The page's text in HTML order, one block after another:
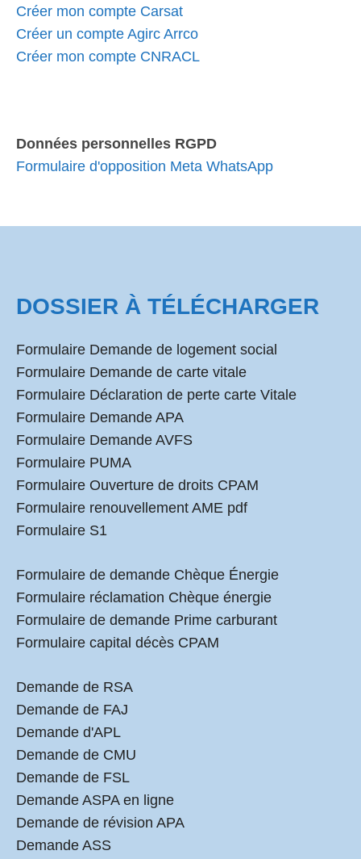
Créer mon compte Carsat
Créer un compte Agirc Arrco
Créer mon compte CNRACL
Données personnelles RGPD
Formulaire d'opposition Meta WhatsApp
DOSSIER À TÉLÉCHARGER
Formulaire Demande de logement social
Formulaire Demande de carte vitale
Formulaire Déclaration de perte carte Vitale
Formulaire Demande APA
Formulaire Demande AVFS
Formulaire PUMA
Formulaire Ouverture de droits CPAM
Formulaire renouvellement AME pdf
Formulaire S1
Formulaire de demande Chèque Énergie
Formulaire réclamation Chèque énergie
Formulaire de demande Prime carburant
Formulaire capital décès CPAM
Demande de RSA
Demande de FAJ
Demande d'APL
Demande de CMU
Demande de FSL
Demande ASPA en ligne
Demande de révision APA
Demande ASS